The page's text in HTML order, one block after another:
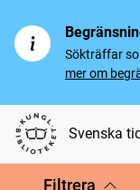
Sökträffar
mer om
Svenska
Filtrera